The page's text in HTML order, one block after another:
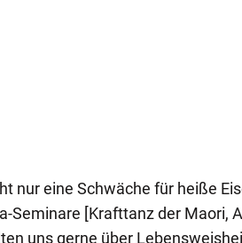
nur eine Schwäche für heiße
Seminare [Krafttanz der Maori,
uns gerne über